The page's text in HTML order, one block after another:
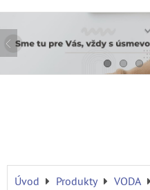
Úvod Produkty VODA